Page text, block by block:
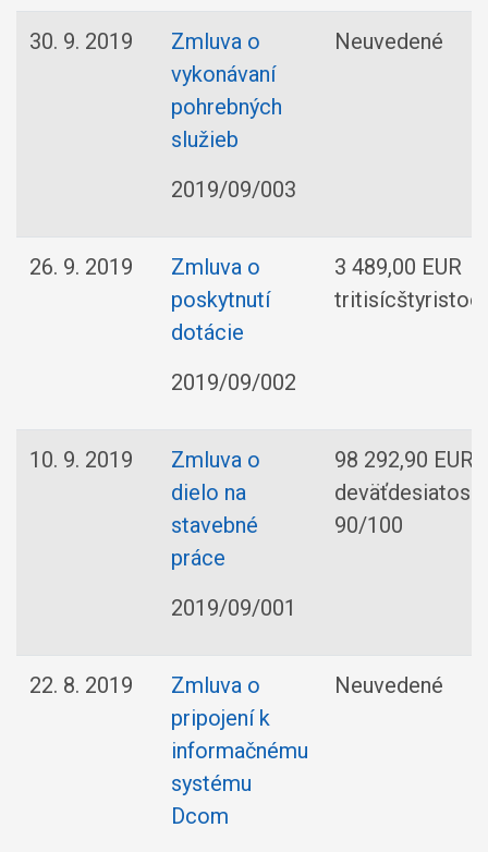
30. 9. 2019
Zmluva o
vykonávaní
pohrebných
služieb
2019/09/003
Neuvedené
26. 9. 2019
Zmluva o
poskytnutí
dotácie
2019/09/002
3 489,00 EUR
10. 9. 2019
Zmluva o
dielo na
stavebné
práce
2019/09/001
98 292,90 EUR
90/100
22. 8. 2019
Zmluva o
pripojení k
informačnému
systému
Dcom
Neuvedené